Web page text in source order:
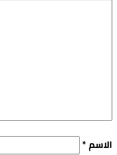
الاسم*